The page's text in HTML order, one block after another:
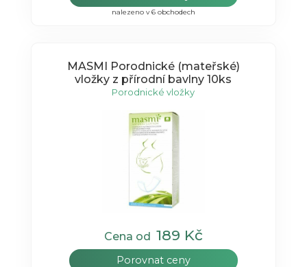
nalezeno v 6 obchodech
MASMI Porodnické (mateřské)
vložky z přírodní bavlny 10ks
Porodnické vložky
Cena od 189 Kč
Porovnat ceny